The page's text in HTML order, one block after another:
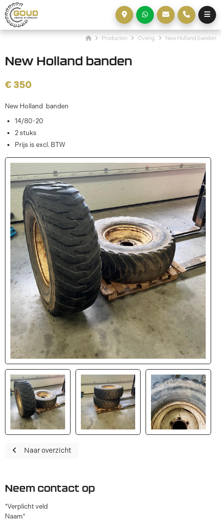
Producten Overig New Holland banden
New Holland banden
€ 350
New Holland banden
14/80-20
2 stuks
Prijs is excl. BTW
Naar overzicht
Neem contact op
*Verplicht veld
Naam*